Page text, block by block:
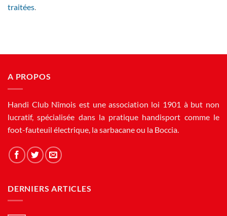
traitées.
A PROPOS
Handi Club Nîmois est une association loi 1901 à but non
lucratif, spécialisée dans la pratique handisport comme le
foot-fauteuil électrique, la sarbacane ou la Boccia.
DERNIERS ARTICLES